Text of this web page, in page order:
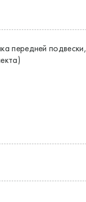
передней подвески,